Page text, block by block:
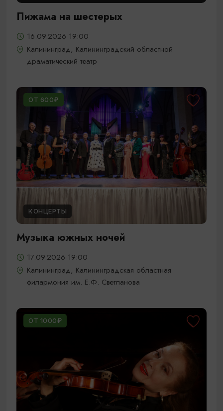
Пижама на шестерых
16.09.2026 19:00
Калининград, Калининградский областной
драматический театр
ОТ 600₽
КОНЦЕРТЫ
Музыка южных ночей
17.09.2026 19:00
Калининград, Калининградская областная
филармония им. Е.Ф. Светланова
ОТ 1000₽